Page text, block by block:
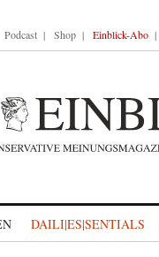
Podcast Shop Einblick-Abo
DAILI|ES|SENTIALS